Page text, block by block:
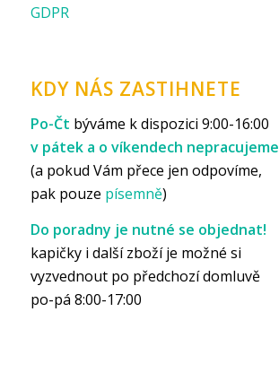
GDPR
KDY NÁS ZASTIHNETE
Po-Čt býváme k dispozici 9:00-16:00
v pátek a o víkendech nepracujeme
(a pokud Vám přece jen odpovíme,
pak pouze písemně)
Do poradny je nutné se objednat!
kapičky i další zboží je možné si
vyzvednout po předchozí domluvě
po-pá 8:00-17:00